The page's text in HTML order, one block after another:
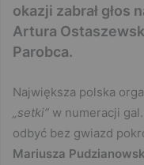
okazji zabrał głos
Artura
Parobca.
Największa polska
„setki” w numeracji
odbyć bez gwiazd
Mariusza